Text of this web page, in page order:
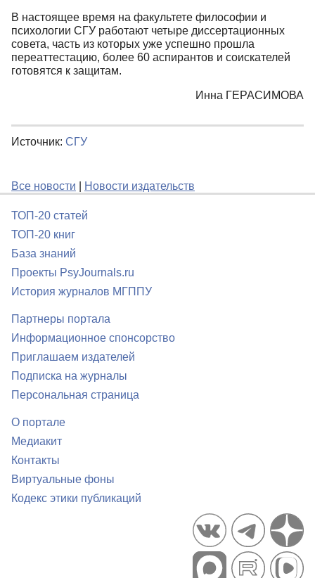
В настоящее время на факультете философии и
психологии СГУ работают четыре диссертационных
совета, часть из которых уже успешно прошла
переаттестацию, более 60 аспирантов и соискателей
готовятся к защитам.
Инна ГЕРАСИМОВА
Источник: СГУ
Все новости Новости издательств
ТОП-20 статей
ТОП-20 книг
База знаний
Проекты PsyJournals.ru
История журналов МГППУ
Партнеры портала
Информационное спонсорство
Приглашаем издателей
Подписка на журналы
Персональная страница
О портале
Медиакит
Контакты
Виртуальные фоны
Кодекс этики публикаций